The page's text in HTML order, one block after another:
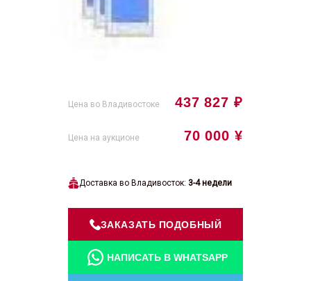
437 827 ₽
Цена во Владивостоке
70 000 ¥
Цена на аукционе
Доставка во Владивосток: 3-4 недели
ЗАКАЗАТЬ ПОДОБНЫЙ
НАПИСАТЬ В WHATSAPP